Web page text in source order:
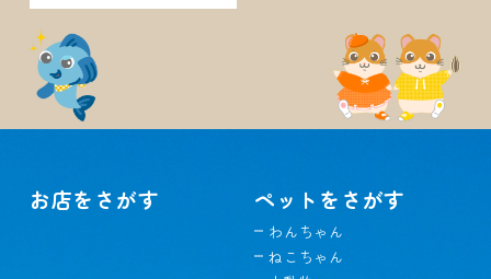
お店をさがす ペットをさがす
わんちゃん
ねこちゃん